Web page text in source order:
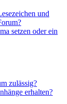
und
setzen oder ein
zulässig?
erhalten?